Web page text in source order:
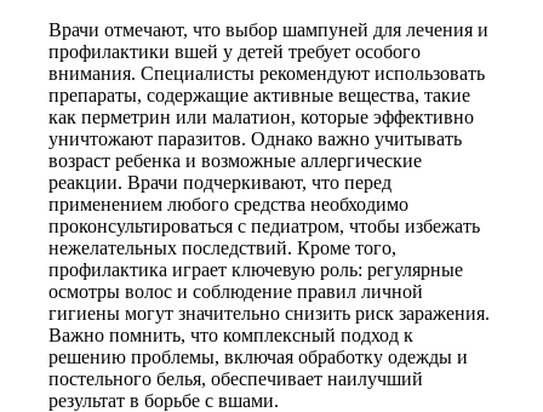
Врачи отмечают, что выбор шампуней для лечения и
профилактики вшей у детей требует особого
внимания. Специалисты рекомендуют использовать
препараты, содержащие активные вещества, такие
как перметрин или малатион, которые эффективно
уничтожают паразитов. Однако важно учитывать
возраст ребенка и возможные аллергические
реакции. Врачи подчеркивают, что перед
применением любого средства необходимо
проконсультироваться с педиатром, чтобы избежать
нежелательных последствий. Кроме того,
профилактика играет ключевую роль: регулярные
осмотры волос и соблюдение правил личной
гигиены могут значительно снизить риск заражения.
Важно помнить, что комплексный подход к
решению проблемы, включая обработку одежды и
постельного белья, обеспечивает наилучший
результат в борьбе с вшами.